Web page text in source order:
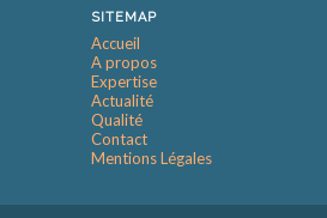
SITEMAP
Accueil
A propos
Expertise
Actualité
Qualité
Contact
Mentions Légales